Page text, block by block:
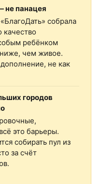
не панацея
собрала
качество
ребёнком
чем живое.
не как
городов
это барьеры.
собирать пул из
за счёт